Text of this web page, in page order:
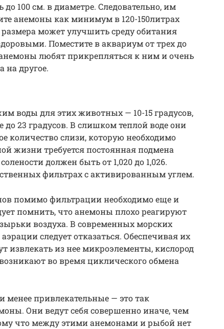
100 см. в диаметре. Следовательно, им
анемоны как минимум в 120-150литрах
может улучшить среду обитания
Поместите в аквариум от трех до
любят прикрепляться к ним и очень
на другое.
воды для этих животных — 10-15 градусов,
23 градусов. В слишком теплой воде они
количество слизи, которую необходимо
жизни требуется постоянная подмена
должен быть от 1,020 до 1,026.
фильтрах с активированным углем.
помимо фильтрации необходимо еще и
помнить, что анемоны плохо реагируют
воздуха. В современных морских
следует отказаться. Обеспечивая их
извлекать из нее микроэлементы, кислород
во время циклического обмена
привлекательные — это так
Они ведут себя совершенно иначе, чем
что между этими анемонами и рыбой нет